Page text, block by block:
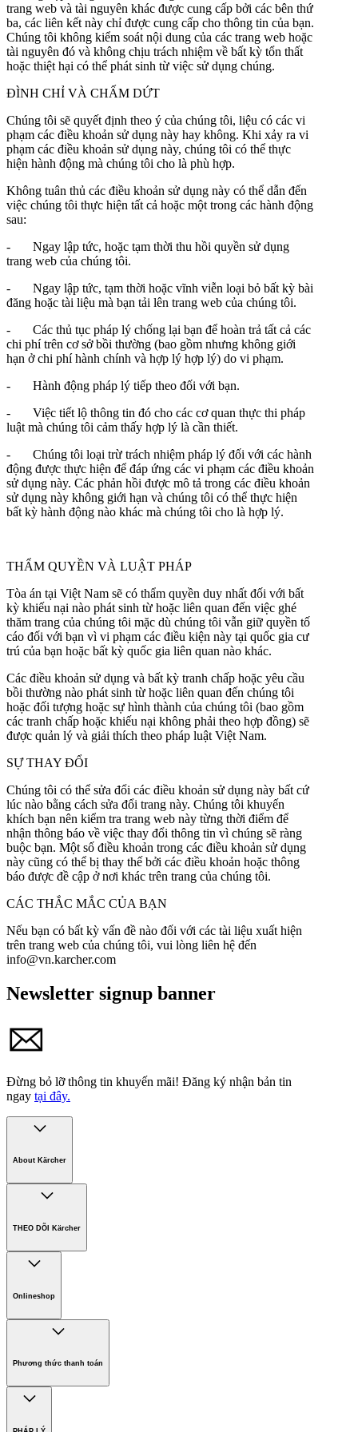
trang web và tài nguyên khác được cung cấp bởi các bên thứ
ba, các liên kết này chỉ được cung cấp cho thông tin của bạn.
Chúng tôi không kiểm soát nội dung của các trang web hoặc
tài nguyên đó và không chịu trách nhiệm về bất kỳ tổn thất
hoặc thiệt hại có thể phát sinh từ việc sử dụng chúng.
ĐÌNH CHỈ VÀ CHẤM DỨT
Chúng tôi sẽ quyết định theo ý của chúng tôi, liệu có các vi
phạm các điều khoản sử dụng này hay không. Khi xảy ra vi
phạm các điều khoản sử dụng này, chúng tôi có thể thực
hiện hành động mà chúng tôi cho là phù hợp.
Không tuân thủ các điều khoản sử dụng này có thể dẫn đến
việc chúng tôi thực hiện tất cả hoặc một trong các hành động
sau:
- Ngay lập tức, hoặc tạm thời thu hồi quyền sử dụng
trang web của chúng tôi.
- Ngay lập tức, tạm thời hoặc vĩnh viễn loại bỏ bất kỳ bài
đăng hoặc tài liệu mà bạn tải lên trang web của chúng tôi.
- Các thủ tục pháp lý chống lại bạn để hoàn trả tất cả các
chi phí trên cơ sở bồi thường (bao gồm nhưng không giới
hạn ở chi phí hành chính và hợp lý hợp lý) do vi phạm.
- Hành động pháp lý tiếp theo đối với bạn.
- Việc tiết lộ thông tin đó cho các cơ quan thực thi pháp
luật mà chúng tôi cảm thấy hợp lý là cần thiết.
- Chúng tôi loại trừ trách nhiệm pháp lý đối với các hành
động được thực hiện để đáp ứng các vi phạm các điều khoản
sử dụng này. Các phản hồi được mô tả trong các điều khoản
sử dụng này không giới hạn và chúng tôi có thể thực hiện
bất kỳ hành động nào khác mà chúng tôi cho là hợp lý.
THẨM QUYỀN VÀ LUẬT PHÁP
Tòa án tại Việt Nam sẽ có thẩm quyền duy nhất đối với bất
kỳ khiếu nại nào phát sinh từ hoặc liên quan đến việc ghé
thăm trang của chúng tôi mặc dù chúng tôi vẫn giữ quyền tố
cáo đối với bạn vì vi phạm các điều kiện này tại quốc gia cư
trú của bạn hoặc bất kỳ quốc gia liên quan nào khác.
Các điều khoản sử dụng và bất kỳ tranh chấp hoặc yêu cầu
bồi thường nào phát sinh từ hoặc liên quan đến chúng tôi
hoặc đối tượng hoặc sự hình thành của chúng tôi (bao gồm
các tranh chấp hoặc khiếu nại không phải theo hợp đồng) sẽ
được quản lý và giải thích theo pháp luật Việt Nam.
SỰ THAY ĐỔI
Chúng tôi có thể sửa đổi các điều khoản sử dụng này bất cứ
lúc nào bằng cách sửa đổi trang này. Chúng tôi khuyến
khích bạn nên kiểm tra trang web này từng thời điểm để
nhận thông báo về việc thay đổi thông tin vì chúng sẽ ràng
buộc bạn. Một số điều khoản trong các điều khoản sử dụng
này cũng có thể bị thay thế bởi các điều khoản hoặc thông
báo được đề cập ở nơi khác trên trang của chúng tôi.
CÁC THẮC MẮC CỦA BẠN
Nếu bạn có bất kỳ vấn đề nào đối với các tài liệu xuất hiện
trên trang web của chúng tôi, vui lòng liên hệ đến
info@vn.karcher.com
Newsletter signup banner
Đừng bỏ lỡ thông tin khuyến mãi! Đăng ký nhận bản tin
ngay tại đây.
About Kärcher
Công ty Karcher
Tuyển dụng
Phát triển bền vững
Chính sách bảo hành các sản phẩm
THEO DÕI Kärcher
Onlineshop
Phương thức thanh toán
Phương thức thanh toán